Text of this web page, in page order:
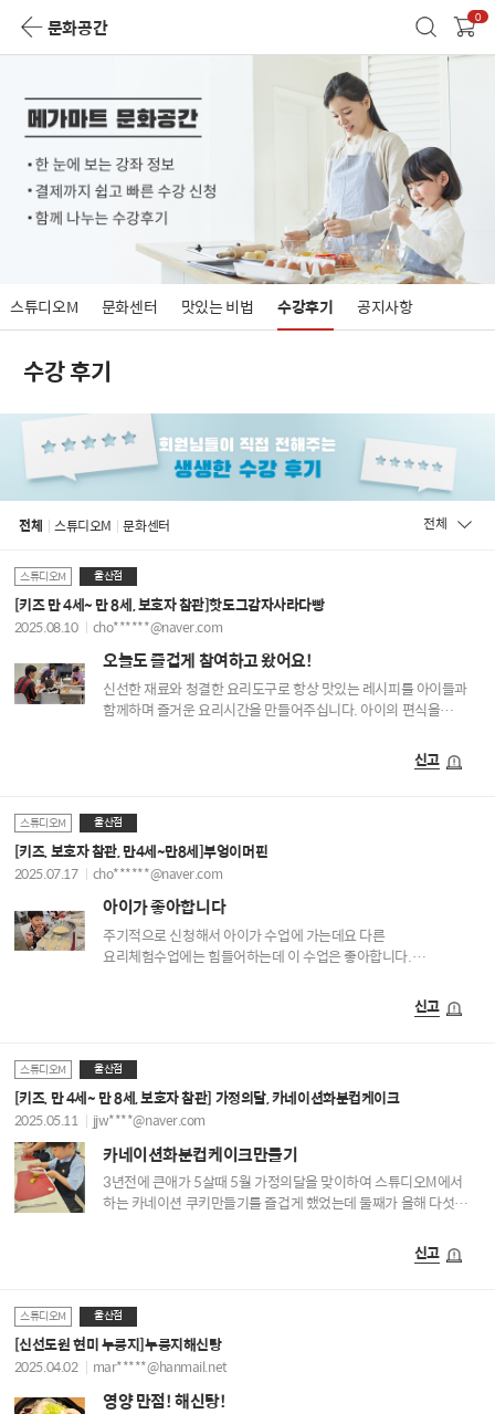
문화공간 0
스튜디오M 문화센터 맛있는 비법 수강후기 공지사항
수강 후기
전체 스튜디오M 문화센터 전체
스튜디오M 울산점
[키즈 만 4세~ 만 8세, 보호자 참관]핫도그감자사라다빵
2025.08.10 cho******@naver.com
오늘도 즐겁게 참여하고 왔어요!
신선한 재료와 청결한 요리도구로 항상 맛있는 레시피를 아이들과
함께하며 즐거운 요리시간을 만들어주십니다. 아이의 편식을
즐겁게 참여하고 왔어요. 맛은 말해뭐해 진짜 다 맛있습니다.
신고
스튜디오M 울산점
[키즈, 보호자 참관, 만4세~만8세]부엉이머핀
2025.07.17 cho******@naver.com
아이가 좋아합니다
주기적으로 신청해서 아이가 수업에 가는데요 다른
요리체험수업에는 힘들어하는데 이 수업은 좋아합니다.
좋습니다 이번에 부엉이 컵케익도 수업 끝나고 집 가는 길에
신고
스튜디오M 울산점
[키즈, 만 4세~ 만 8세, 보호자 참관] 가정의달, 카네이션화분컵케이크
2025.05.11 jjw****@naver.com
카네이션화분컵케이크만들기
3년전에 큰애가 5살때 5월 가정의달을 맞이하여 스튜디오M에서
하는 카네이션 쿠키만들기를 즐겁게 했었는데 둘째가 올해 다섯살이
선생님도 오랜만에 뵈었는데 너무 반가웠고 첫째도 둘째도신고
스튜디오M 울산점
[신선도원 현미 누룽지]누룽지해신탕
2025.04.02 mar*****@hanmail.net
영양 만점! 해신탕!